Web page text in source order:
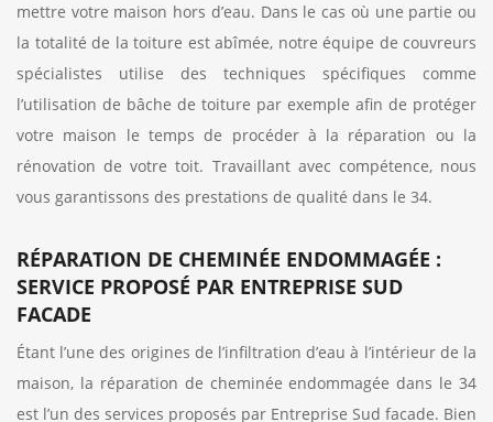
mettre votre maison hors d’eau. Dans le cas où une partie ou
la totalité de la toiture est abîmée, notre équipe de couvreurs
spécialistes utilise des techniques spécifiques comme
l’utilisation de bâche de toiture par exemple afin de protéger
votre maison le temps de procéder à la réparation ou la
rénovation de votre toit. Travaillant avec compétence, nous
vous garantissons des prestations de qualité dans le 34.
RÉPARATION DE CHEMINÉE ENDOMMAGÉE :
SERVICE PROPOSÉ PAR ENTREPRISE SUD
FACADE
Étant l’une des origines de l’infiltration d’eau à l’intérieur de la
maison, la réparation de cheminée endommagée dans le 34
est l’un des services proposés par Entreprise Sud facade. Bien